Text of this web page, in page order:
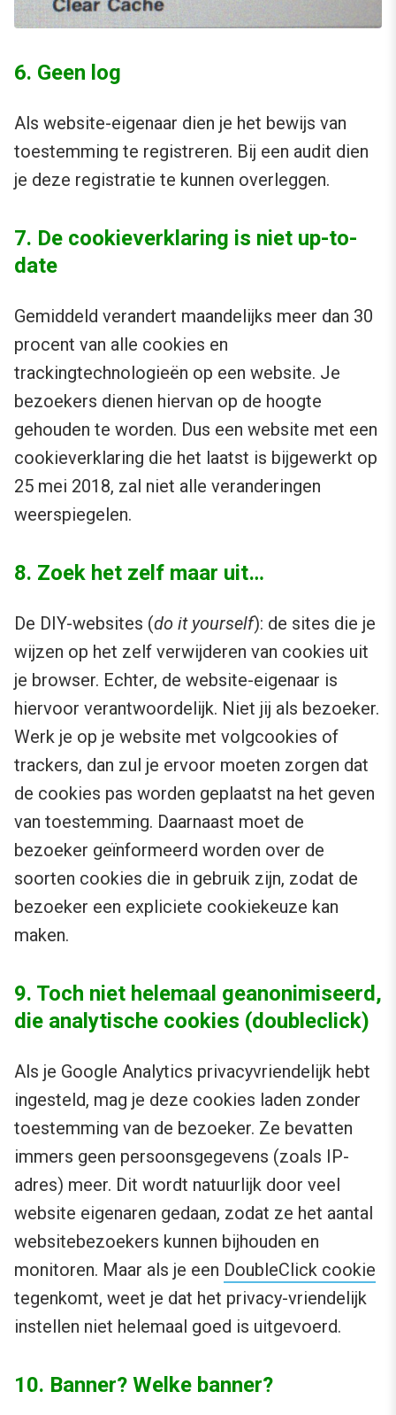
6. Geen log
Als website-eigenaar dien je het bewijs van
toestemming te registreren. Bij een audit dien
je deze registratie te kunnen overleggen.
7. De cookieverklaring is niet up-to-
date
Gemiddeld verandert maandelijks meer dan 30
procent van alle cookies en
trackingtechnologieën op een website. Je
bezoekers dienen hiervan op de hoogte
gehouden te worden. Dus een website met een
cookieverklaring die het laatst is bijgewerkt op
25 mei 2018, zal niet alle veranderingen
weerspiegelen.
8. Zoek het zelf maar uit…
De DIY-websites (do it yourself): de sites die je
wijzen op het zelf verwijderen van cookies uit
je browser. Echter, de website-eigenaar is
hiervoor verantwoordelijk. Niet jij als bezoeker.
Werk je op je website met volgcookies of
trackers, dan zul je ervoor moeten zorgen dat
de cookies pas worden geplaatst na het geven
van toestemming. Daarnaast moet de
bezoeker geïnformeerd worden over de
soorten cookies die in gebruik zijn, zodat de
bezoeker een expliciete cookiekeuze kan
maken.
9. Toch niet helemaal geanonimiseerd,
die analytische cookies (doubleclick)
Als je Google Analytics privacyvriendelijk hebt
ingesteld, mag je deze cookies laden zonder
toestemming van de bezoeker. Ze bevatten
immers geen persoonsgegevens (zoals IP-
adres) meer. Dit wordt natuurlijk door veel
website eigenaren gedaan, zodat ze het aantal
websitebezoekers kunnen bijhouden en
monitoren. Maar als je een DoubleClick cookie
tegenkomt, weet je dat het privacy-vriendelijk
instellen niet helemaal goed is uitgevoerd.
10. Banner? Welke banner?